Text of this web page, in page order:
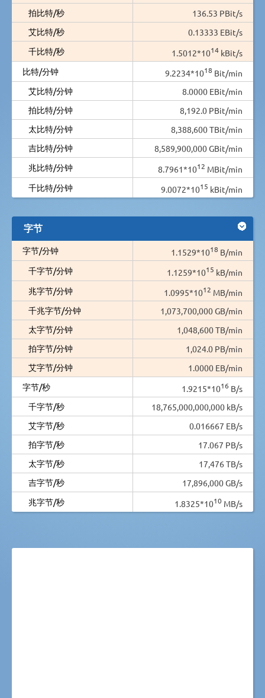
拍比特/秒
136.53 PBit/s
艾比特/秒
0.13333 EBit/s
千比特/秒
1.5012*1014 kBit/s
比特/分钟
9.2234*1018 Bit/min
艾比特/分钟
8.0000 EBit/min
拍比特/分钟
8,192.0 PBit/min
太比特/分钟
8,388,600 TBit/min
吉比特/分钟
8,589,900,000 GBit/min
兆比特/分钟
8.7961*1012 MBit/min
千比特/分钟
9.0072*1015 kBit/min
字节
字节/分钟 1.1529*1018 B/min
千字节/分钟
1.1259*1015 kB/min
兆字节/分钟
1.0995*1012 MB/min
千兆字节/分钟
1,073,700,000 GB/min
太字节/分钟
1,048,600 TB/min
拍字节/分钟
1,024.0 PB/min
艾字节/分钟
1.0000 EB/min
字节/秒
1.9215*1016 B/s
千字节/秒
18,765,000,000,000 kB/s
艾字节/秒
0.016667 EB/s
拍字节/秒
17.067 PB/s
太字节/秒
17,476 TB/s
吉字节/秒
17,896,000 GB/s
兆字节/秒
1.8325*1010 MB/s